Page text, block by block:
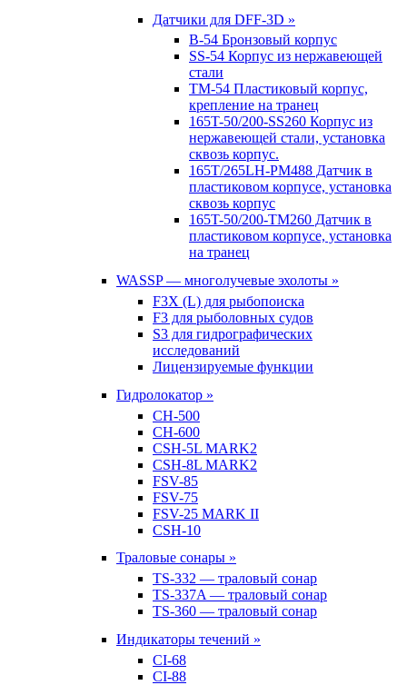
Датчики для DFF-3D »
B-54 Бронзовый корпус
SS-54 Корпус из нержавеющей
стали
TM-54 Пластиковый корпус,
крепление на транец
165T-50/200-SS260 Корпус из
нержавеющей стали, установка
сквозь корпус.
165T/265LH-PM488 Датчик в
пластиковом корпусе, установка
сквозь корпус
165T-50/200-TM260 Датчик в
пластиковом корпусе, установка
на транец
WASSP — многолучевые эхолоты »
F3X (L) для рыбопоиска
F3 для рыболовных судов
S3 для гидрографических
исследований
Лицензируемые функции
Гидролокатор »
CH-500
CH-600
CSH-5L MARK2
CSH-8L MARK2
FSV-85
FSV-75
FSV-25 MARK II
CSH-10
Траловые сонары »
TS-332 — траловый сонар
TS-337A — траловый сонар
TS-360 — траловый сонар
Индикаторы течений »
CI-68
CI-88